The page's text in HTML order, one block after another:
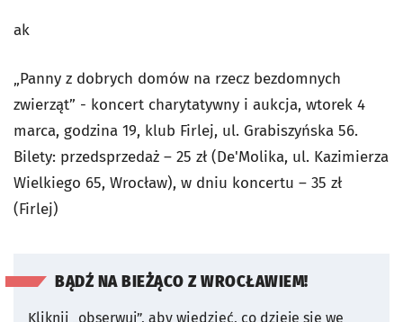
ak
„Panny z dobrych domów na rzecz bezdomnych
zwierząt” - koncert charytatywny i aukcja, wtorek 4
marca, godzina 19, klub Firlej, ul. Grabiszyńska 56.
Bilety: przedsprzedaż – 25 zł (De'Molika, ul. Kazimierza
Wielkiego 65, Wrocław), w dniu koncertu – 35 zł
(Firlej)
BĄDŹ NA BIEŻĄCO Z WROCŁAWIEM!
Kliknij „obserwuj”, aby wiedzieć, co dzieje się we